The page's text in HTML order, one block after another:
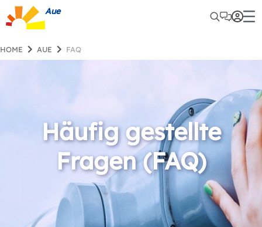
Aue
HOME AUE FAQ
Häufig gestellte
Fragen (FAQ)